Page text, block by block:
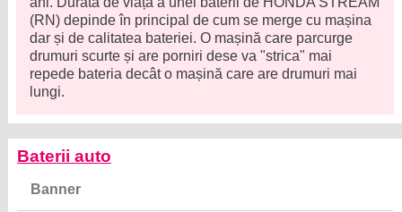
(RN) depinde în principal de cum se merge cu mașina
dar și de calitatea bateriei. O mașină care parcurge
drumuri scurte și are porniri dese va "strica" mai
repede bateria decât o mașină care are drumuri mai
lungi.
Baterii auto
Banner